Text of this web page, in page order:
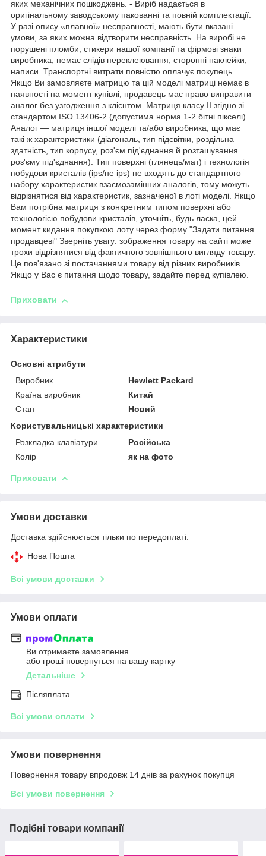
яких механічних пошкоджень. - Виріб надається в
оригінальному заводському пакованні та повній комплектації.
У разі опису «плавної» несправності, мають бути вказані
умови, за яких можна відтворити несправність. На виробі не
порушені пломби, стикери нашої компанії та фірмові знаки
виробника, немає слідів переклеювання, сторонні наклейки,
написи. Транспортні витрати повністю оплачує покупець.
Якщо Ви замовляєте матрицю та цій моделі матриці немає в
наявності на момент купівлі, продавець має право виправити
аналог без узгодження з клієнтом. Матриця класу II згідно зі
стандартом ISO 13406-2 (допустима норма 1-2 бітні пікселі)
Аналог — матриця іншої моделі та/або виробника, що має
такі ж характеристики (діагональ, тип підсвітки, роздільна
здатність, тип корпусу, роз'єм під'єднання й розташування
роз'єму під'єднання). Тип поверхні (глянець/мат) і технологія
побудови кристалів (ips/не ips) не входять до стандартного
набору характеристик взаємозамінних аналогів, тому можуть
відрізнятися від характеристик, зазначеної в лоті моделі. Якщо
Вам потрібна матриця з конкретним типом поверхні або
технологією побудови кристалів, уточніть, будь ласка, цей
момент кидання покупкою лоту через форму "Задати питання
продавцеві" Зверніть увагу: зображення товару на сайті може
трохи відрізнятися від фактичного зовнішнього вигляду товару.
Це пов'язано зі постачаннями товару від різних виробників.
Якщо у Вас є питання щодо товару, задайте перед купівлею.
Приховати
Характеристики
Основні атрибути
Виробник
Hewlett Packard
Країна виробник
Китай
Стан
Новий
Користувальницькі характеристики
Розкладка клавіатури
Російська
Колір
як на фото
Приховати
Умови доставки
Доставка здійснюється тільки по передоплаті.
Нова Пошта
Всі умови доставки
Умови оплати
Ви отримаєте замовлення
або гроші повернуться на вашу картку
Детальніше
Післяплата
Всі умови оплати
Умови повернення
Повернення товару впродовж 14 днів за рахунок покупця
Всі умови повернення
Подібні товари компанії